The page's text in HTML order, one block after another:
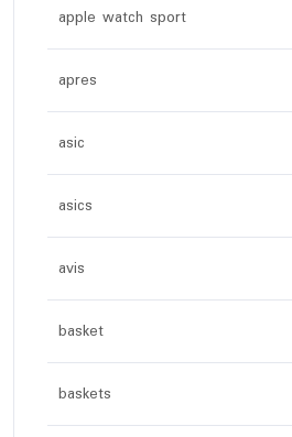
apple watch sport
apres
asic
asics
avis
basket
baskets